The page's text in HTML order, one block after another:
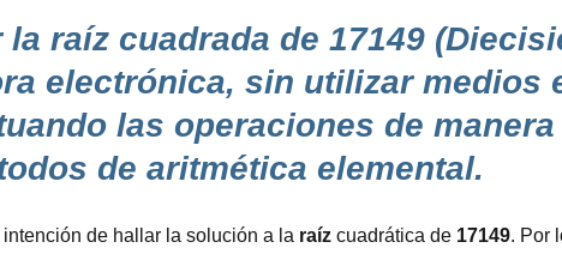
raíz cuadrada de 17149
electrónica, sin utilizar medios
las operaciones de
de aritmética elemental.
de hallar la solución a la raíz cuadrática de 17149. Por